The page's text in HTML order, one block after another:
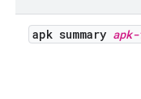
apk summary